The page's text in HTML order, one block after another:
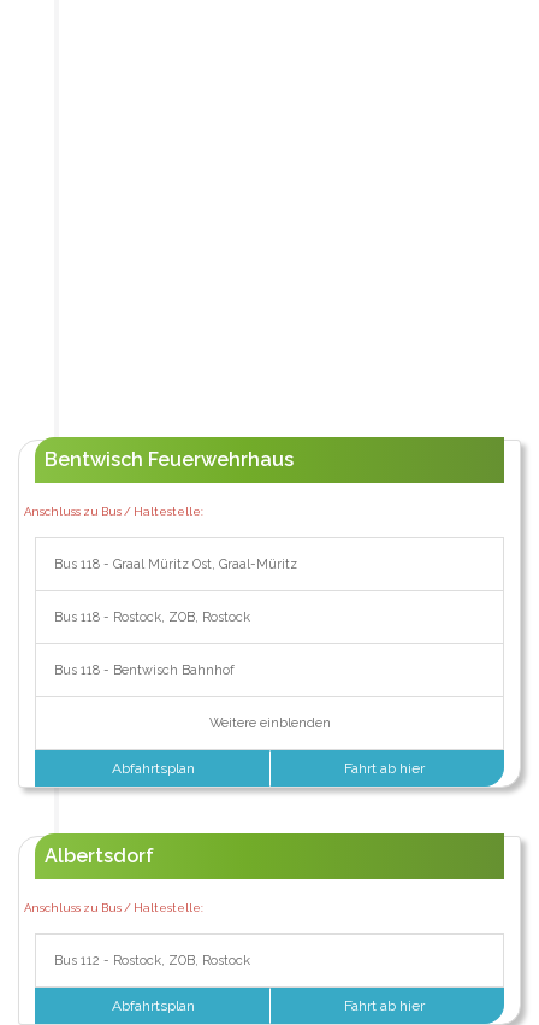
Bentwisch Feuerwehrhaus
Anschluss zu Bus / Haltestelle:
Bus 118 - Graal Müritz Ost, Graal-Müritz
Bus 118 - Rostock, ZOB, Rostock
Bus 118 - Bentwisch Bahnhof
Weitere einblenden
Abfahrtsplan Fahrt ab hier
Albertsdorf
Anschluss zu Bus / Haltestelle:
Bus 112 - Rostock, ZOB, Rostock
Abfahrtsplan Fahrt ab hier